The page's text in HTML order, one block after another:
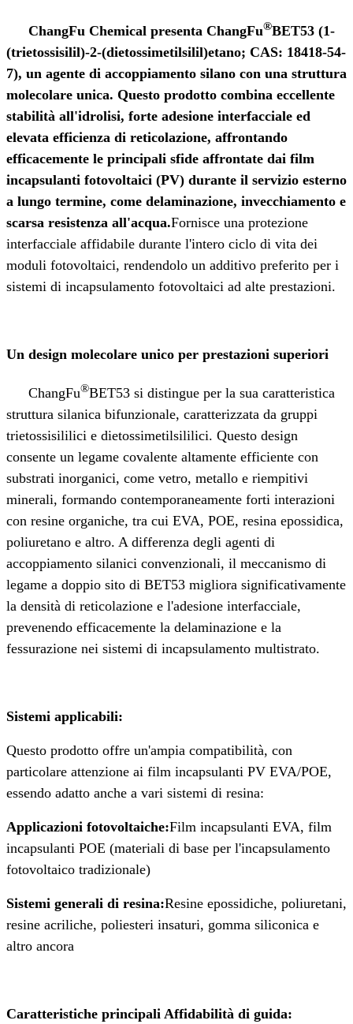
ChangFu Chemical presenta ChangFu®BET53 (1-
(trietossisilil)-2-(dietossimetilsilil)etano; CAS: 18418-54-
7), un agente di accoppiamento silano con una struttura
molecolare unica. Questo prodotto combina eccellente
stabilità all'idrolisi, forte adesione interfacciale ed
elevata efficienza di reticolazione, affrontando
efficacemente le principali sfide affrontate dai film
incapsulanti fotovoltaici (PV) durante il servizio esterno
a lungo termine, come delaminazione, invecchiamento e
scarsa resistenza all'acqua.Fornisce una protezione
interfacciale affidabile durante l'intero ciclo di vita dei
moduli fotovoltaici, rendendolo un additivo preferito per i
sistemi di incapsulamento fotovoltaici ad alte prestazioni.
Un design molecolare unico per prestazioni superiori
ChangFu®BET53 si distingue per la sua caratteristica
struttura silanica bifunzionale, caratterizzata da gruppi
trietossisililici e dietossimetilsililici. Questo design
consente un legame covalente altamente efficiente con
substrati inorganici, come vetro, metallo e riempitivi
minerali, formando contemporaneamente forti interazioni
con resine organiche, tra cui EVA, POE, resina epossidica,
poliuretano e altro. A differenza degli agenti di
accoppiamento silanici convenzionali, il meccanismo di
legame a doppio sito di BET53 migliora significativamente
la densità di reticolazione e l'adesione interfacciale,
prevenendo efficacemente la delaminazione e la
fessurazione nei sistemi di incapsulamento multistrato.
Sistemi applicabili:
Questo prodotto offre un'ampia compatibilità, con
particolare attenzione ai film incapsulanti PV EVA/POE,
essendo adatto anche a vari sistemi di resina:
Applicazioni fotovoltaiche:Film incapsulanti EVA, film
incapsulanti POE (materiali di base per l'incapsulamento
fotovoltaico tradizionale)
Sistemi generali di resina:Resine epossidiche, poliuretani,
resine acriliche, poliesteri insaturi, gomma siliconica e
altro ancora
Caratteristiche principali Affidabilità di guida: